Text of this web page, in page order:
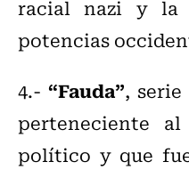
racial nazi y la
potencias
4.-“Fauda”,
perteneciente
político y que